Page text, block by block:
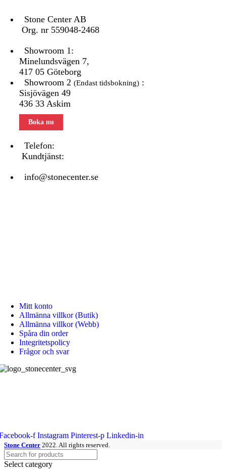
Stone Center AB
Org. nr 559048-2468
Showroom 1:
Minelundsvägen 7,
417 05 Göteborg
Showroom 2 (Endast tidsbokning) :
Sisjövägen 49
436 33 Askim
Boka nu
Telefon:
Kundtjänst:
info@stonecenter.se
Mitt konto
Allmänna villkor (Butik)
Allmänna villkor (Webb)
Spåra din order
Integritetspolicy
Frågor och svar
f Instagram Pinterest-p Linkedin-in
Stone Center 2022. All rights reserved.
Select category